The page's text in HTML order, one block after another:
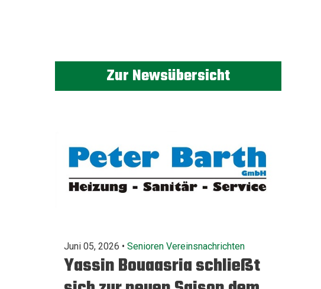
Zur Newsübersicht
Juni 05, 2026 • Senioren Vereinsnachrichten
Yassin Bouaasria schließt